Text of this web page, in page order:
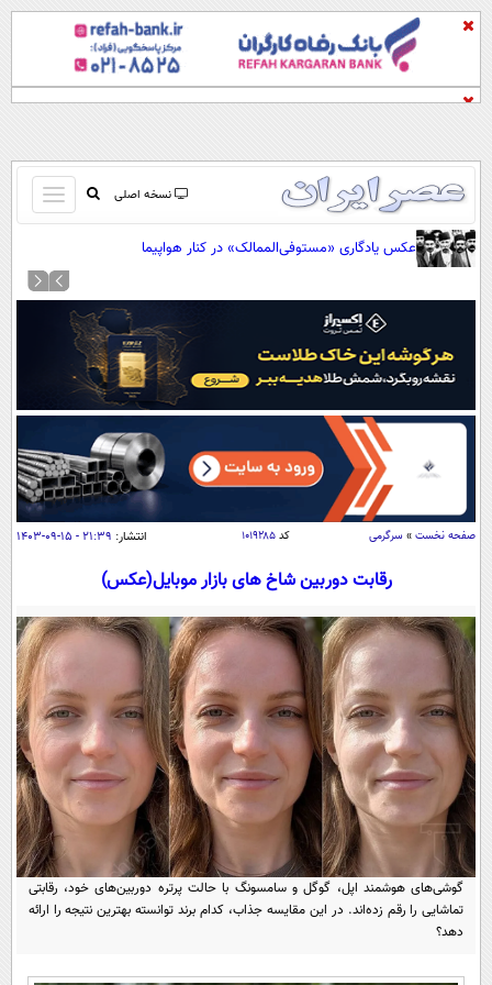
نسخه اصلی
باز
و
کردن
صفحه اول
آرشیو
نظرسنجی
آب و هوا
اوقات شرعی
سواد زندگی
اقتصاد
اقتصادی
خودرو
جامعه
سلامت
یک برش دانایی
محیط زیست
سفر و تفریح
ورزشی
بین الملل
سیاست خارجی
فرهنگ و هنر
علم و دانش
فناوری و It
علمی
اخبار کریپتو
قرآن
گوناگون
باشگاه مغز
مجله تصویری سلاح
اقتصاد
ورزش
عصر ایران 2
خواندنی ها و دیدنی ها
آموزش زبان
عکس یادگاری «مستوفی‌الممالک» در کنار هواپیما
صفحه نخست » سرگرمی کد۱۰۱۹۲۸۵ انتشار: ۲۱:۳۹ - ۱۵-۰۹-۱۴۰۳
رقابت دوربین شاخ های بازار موبایل(عکس)
گوشی‌های هوشمند اپل، گوگل و سامسونگ با حالت پرتره دوربین‌های خود، رقابتی
تماشایی را رقم زده‌اند. در این مقایسه جذاب، کدام برند توانسته بهترین نتیجه را ارائه
دهد؟